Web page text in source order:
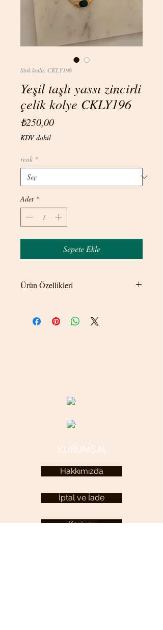
Stok kodu: CKLY196
Yeşil taşlı yassı zincirli
çelik kolye CKLY196
₺250,00Fiyat
KDV dahil
renk *
Adet *
Sepete Ekle
Ürün Özellikleri
Zincir kalınlığı 3 mm dir.
KURUMSAL
Hakkımızda
İptal ve İade
Kariyer